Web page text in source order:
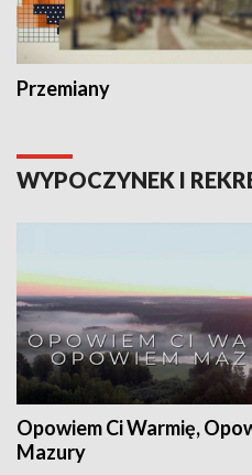
Przemiany
WYPOCZYNEK I
Opowiem Ci Warmię,
Mazury